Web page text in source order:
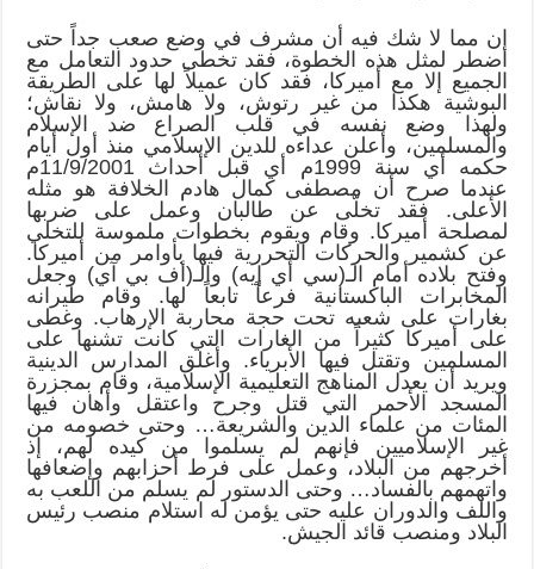
إن مما لا شك فيه أن مشرف في وضع صعب جداً حتى
اضطر لمثل هذه الخطوة، فقد تخطى حدود التعامل مع
الجميع إلا مع أميركا، فقد كان عميلاً لها على الطريقة
البوشية هكذا من غير رتوش، ولا هامش، ولا نقاش؛
ولهذا وضع نفسه في قلب الصراع ضد الإسلام
والمسلمين، وأعلن عداءه للدين الإسلامي منذ أول أيام
حكمه أي سنة 1999م أي قبل أحداث 11/9/2001م
عندما صرح أن مصطفى كمال هادم الخلافة هو مثله
الأعلى. فقد تخلّى عن طالبان وعمل على ضربها
لمصلحة أميركا. وقام ويقوم بخطوات ملموسة للتخلي
عن كشمير والحركات التحررية فيها بأوامر من أميركا.
وفتح بلاده أمام الـ(سي أي إيه) والـ(أف بي آي) وجعل
المخابرات الباكستانية فرعاً تابعاً لها. وقام طيرانه
بغارات على شعبه تحت حجة محاربة الإرهاب. وغطى
على أميركا كثيراً من الغارات التي كانت تشنها على
المسلمين وتقتل فيها الأبرياء. وأغلق المدارس الدينية
ويريد أن يعدل المناهج التعليمية الإسلامية، وقام بمجزرة
المسجد الأحمر التي قتل وجرح واعتقل وأهان فيها
المئات من علماء الدين والشريعة… وحتى خصومه من
غير الإسلاميين فإنهم لم يسلموا من كيده لهم، إذ
أخرجهم من البلاد، وعمل على فرط أحزابهم وإضعافها
واتهمهم بالفساد… وحتى الدستور لم يسلم من اللعب به
واللف والدوران عليه حتى يؤمن له استلام منصب رئيس
البلاد ومنصب قائد الجيش.